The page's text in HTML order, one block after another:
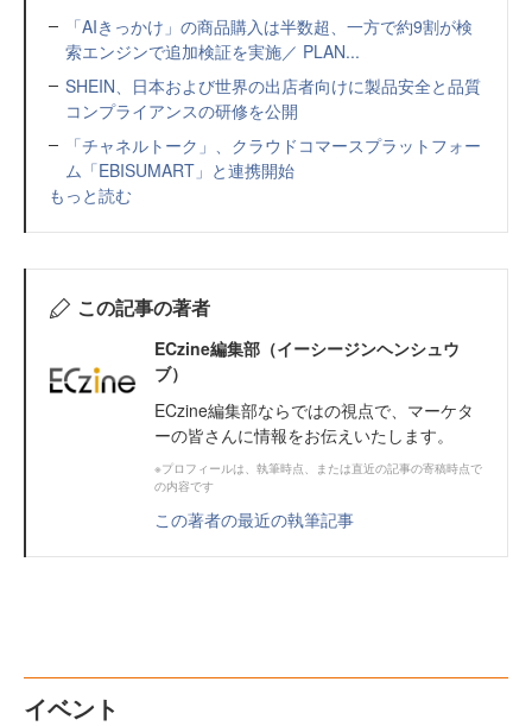
「AIきっかけ」の商品購入は半数超、一方で約9割が検
索エンジンで追加検証を実施／ PLAN...
SHEIN、日本および世界の出店者向けに製品安全と品質
コンプライアンスの研修を公開
「チャネルトーク」、クラウドコマースプラットフォー
ム「EBISUMART」と連携開始
もっと読む
この記事の著者
ECzine編集部（イーシージンヘンシュウ
ブ）
ECzine編集部ならではの視点で、マーケタ
ーの皆さんに情報をお伝えいたします。
※プロフィールは、執筆時点、または直近の記事の寄稿時点で
の内容です
この著者の最近の執筆記事
イベント